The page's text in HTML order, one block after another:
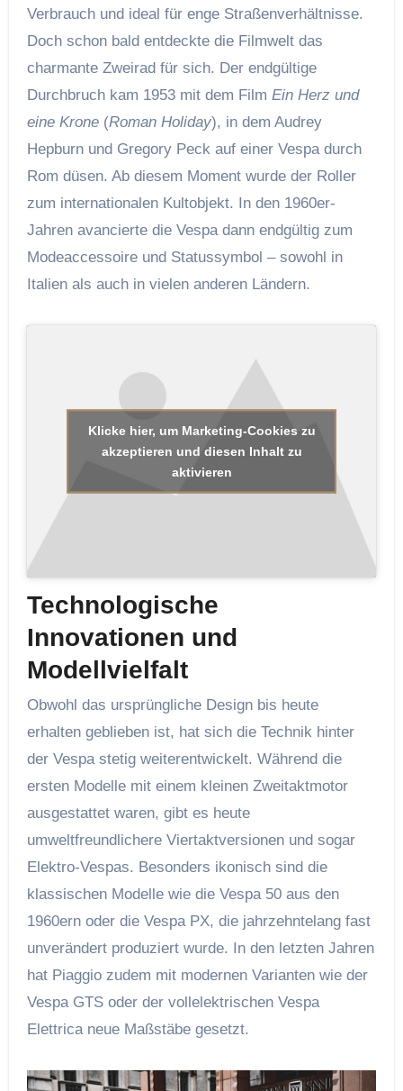
Verbrauch und ideal für enge Straßenverhältnisse.
Doch schon bald entdeckte die Filmwelt das
charmante Zweirad für sich. Der endgültige
Durchbruch kam 1953 mit dem Film Ein Herz und
eine Krone(Roman Holiday), in dem Audrey
Hepburn und Gregory Peck auf einer Vespa durch
Rom düsen. Ab diesem Moment wurde der Roller
zum internationalen Kultobjekt. In den 1960er-
Jahren avancierte die Vespa dann endgültig zum
Modeaccessoire und Statussymbol – sowohl in
Italien als auch in vielen anderen Ländern.
Klicke hier, um Marketing-Cookies zu
akzeptieren und diesen Inhalt zu
aktivieren
Technologische
Innovationen und
Modellvielfalt
Obwohl das ursprüngliche Design bis heute
erhalten geblieben ist, hat sich die Technik hinter
der Vespa stetig weiterentwickelt. Während die
ersten Modelle mit einem kleinen Zweitaktmotor
ausgestattet waren, gibt es heute
umweltfreundlichere Viertaktversionen und sogar
Elektro-Vespas. Besonders ikonisch sind die
klassischen Modelle wie die Vespa 50 aus den
1960ern oder die Vespa PX, die jahrzehntelang fast
unverändert produziert wurde. In den letzten Jahren
hat Piaggio zudem mit modernen Varianten wie der
Vespa GTS oder der vollelektrischen Vespa
Elettrica neue Maßstäbe gesetzt.